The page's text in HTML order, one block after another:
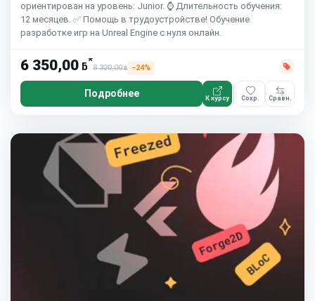
ориентирован на уровень: Junior. ⌚ Длительность обучения:
12 месяцев. ✅ Помощь в трудоустройстве! Обучение
разработке игр на Unreal Engine с нуля онлайн.
6 350,00 ƃ*
8 320,00ƃ −24%
Подробнее К курсу Сохр. Сравн.